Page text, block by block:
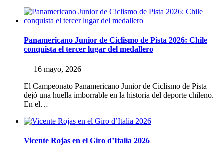
Panamericano Junior de Ciclismo de Pista 2026: Chile
conquista el tercer lugar del medallero
— 16 mayo, 2026
El Campeonato Panamericano Junior de Ciclismo de Pista
dejó una huella imborrable en la historia del deporte chileno.
En el…
Vicente Rojas en el Giro d’Italia 2026